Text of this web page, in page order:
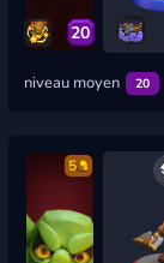
20
niveau moyen 20
5